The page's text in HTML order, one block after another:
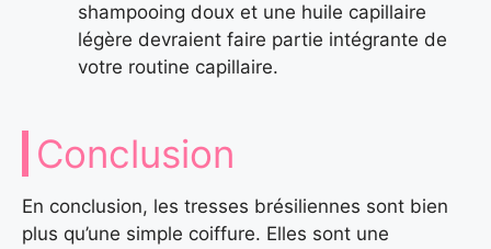
shampooing doux et une huile capillaire
légère devraient faire partie intégrante de
votre routine capillaire.
Conclusion
En conclusion, les tresses brésiliennes sont bien
plus qu’une simple coiffure. Elles sont une